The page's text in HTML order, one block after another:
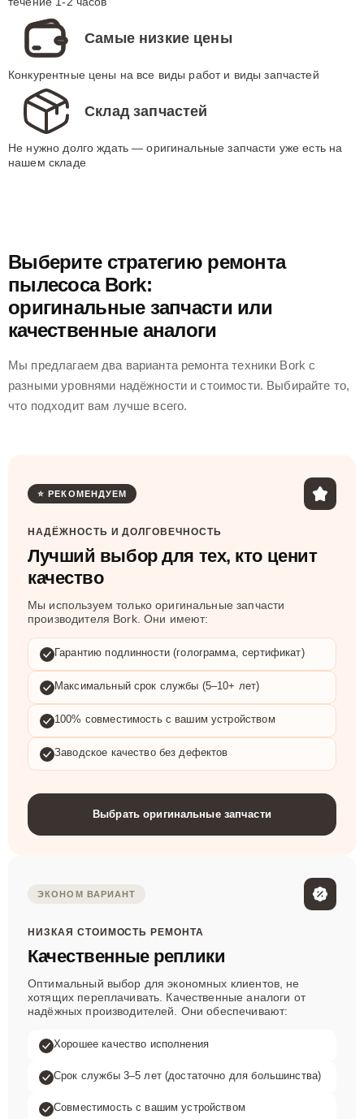
Самые низкие цены
Конкурентные цены на все виды работ и виды запчастей
Склад запчастей
Не нужно долго ждать — оригинальные запчасти уже есть на
нашем складе
Выберите стратегию ремонта
пылесоса Bork:
оригинальные запчасти или
качественные аналоги
Мы предлагаем два варианта ремонта техники Bork с
разными уровнями надёжности и стоимости. Выбирайте то,
что подходит вам лучше всего.
⭐ РЕКОМЕНДУЕМ
НАДЁЖНОСТЬ И ДОЛГОВЕЧНОСТЬ
Лучший выбор для тех, кто ценит
качество
Мы используем только оригинальные запчасти
производителя Bork. Они имеют:
Гарантию подлинности (голограмма, сертификат)
Максимальный срок службы (5–10+ лет)
100% совместимость с вашим устройством
Заводское качество без дефектов
Выбрать оригинальные запчасти
ЭКОНОМ ВАРИАНТ
НИЗКАЯ СТОИМОСТЬ РЕМОНТА
Качественные реплики
Оптимальный выбор для экономных клиентов, не
хотящих переплачивать. Качественные аналоги от
надёжных производителей. Они обеспечивают:
Хорошее качество исполнения
Срок службы 3–5 лет (достаточно для большинства)
Совместимость с вашим устройством